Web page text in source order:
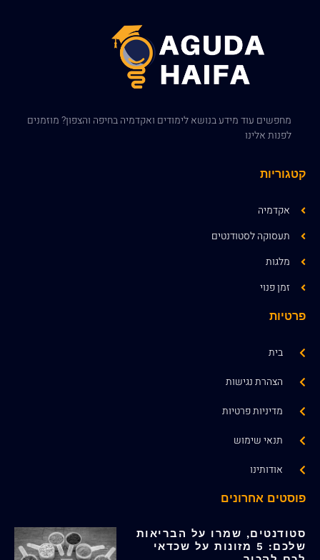
מחפשים עוד מידע בנושא לימודים ואקדמיה בחיפה והצפון? מוזמנים
לפנות אלינו
קטגוריות
אקדמיה
תעסוקה לסטודנטים
מלגות
זמן פנוי
פרטיות
בית
הצהרת נגישות
מדיניות פרטיות
תנאי שימוש
אודותינו
פוסטים אחרונים
סטודנטים, שמרו על הבריאות
שלכם: 5 מזונות על שכדאי